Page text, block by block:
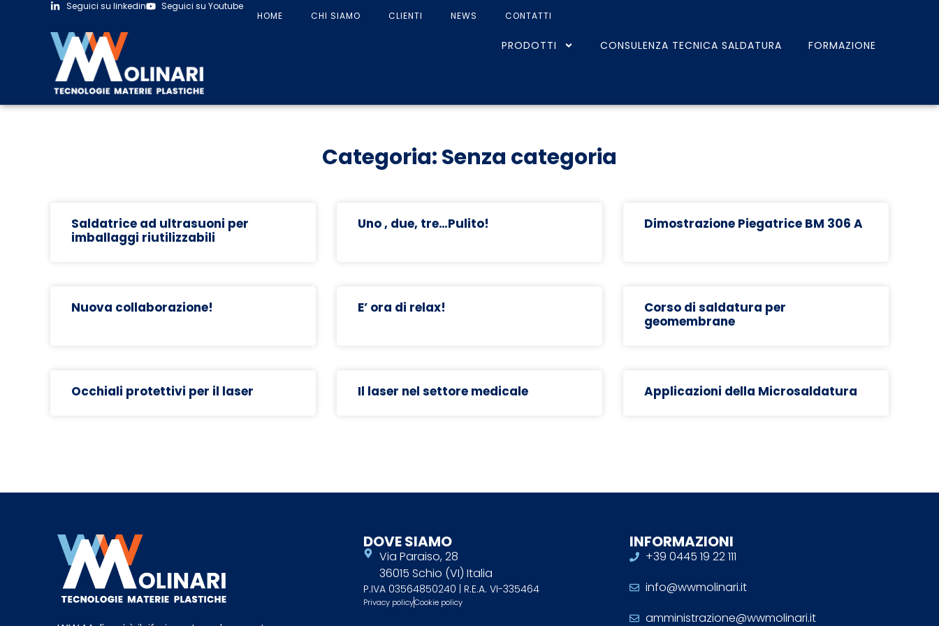
Seguici su linkedin
Seguici su Youtube
HOME
CHI SIAMO CLIENTI NEWS CONTATTI
PRODOTTI CONSULENZA TECNICA SALDATURA FORMAZIONE
Categoria: Senza categoria
Saldatrice ad ultrasuoni per
imballaggi riutilizzabili
Uno , due, tre…Pulito! Dimostrazione Piegatrice BM 306 A
Nuova collaborazione! E’ ora di relax!
Corso di saldatura per
geomembrane
Occhiali protettivi per il laser Il laser nel settore medicale Applicazioni della Microsaldatura
DOVE SIAMO
Via Paraiso, 28
36015 Schio (VI) Italia
P.IVA 03564850240 | R.E.A. VI-335464
Privacy policyCookie policy
INFORMAZIONI
+39 0445 19 22 111
info@wwmolinari.it
amministrazione@wwmolinari.it